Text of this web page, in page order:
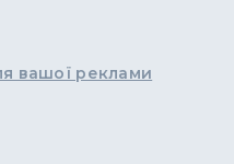
вашої реклами